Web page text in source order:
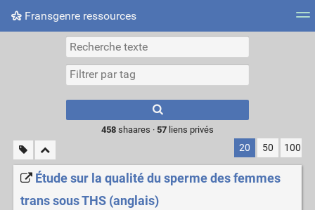
Fransgenre ressources
Most searched tags Connexion
results.
458shaares · 57liens privés
20 50 100
Étude sur la qualité du sperme des femmes
trans sous THS (anglais)